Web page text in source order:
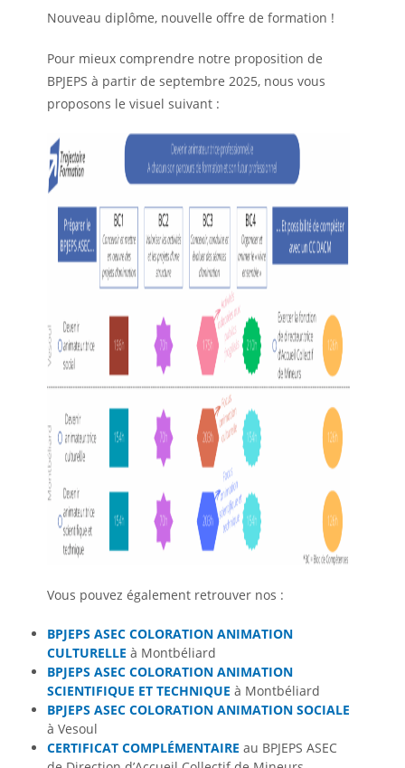
Nouveau diplôme, nouvelle offre de formation !
Pour mieux comprendre notre proposition de
BPJEPS à partir de septembre 2025, nous vous
proposons le visuel suivant :
Vous pouvez également retrouver nos :
BPJEPS ASEC COLORATION ANIMATION
CULTURELLE à Montbéliard
BPJEPS ASEC COLORATION ANIMATION
SCIENTIFIQUE ET TECHNIQUE à Montbéliard
BPJEPS ASEC COLORATION ANIMATION SOCIALE
à Vesoul
CERTIFICAT COMPLÉMENTAIRE au BPJEPS ASEC